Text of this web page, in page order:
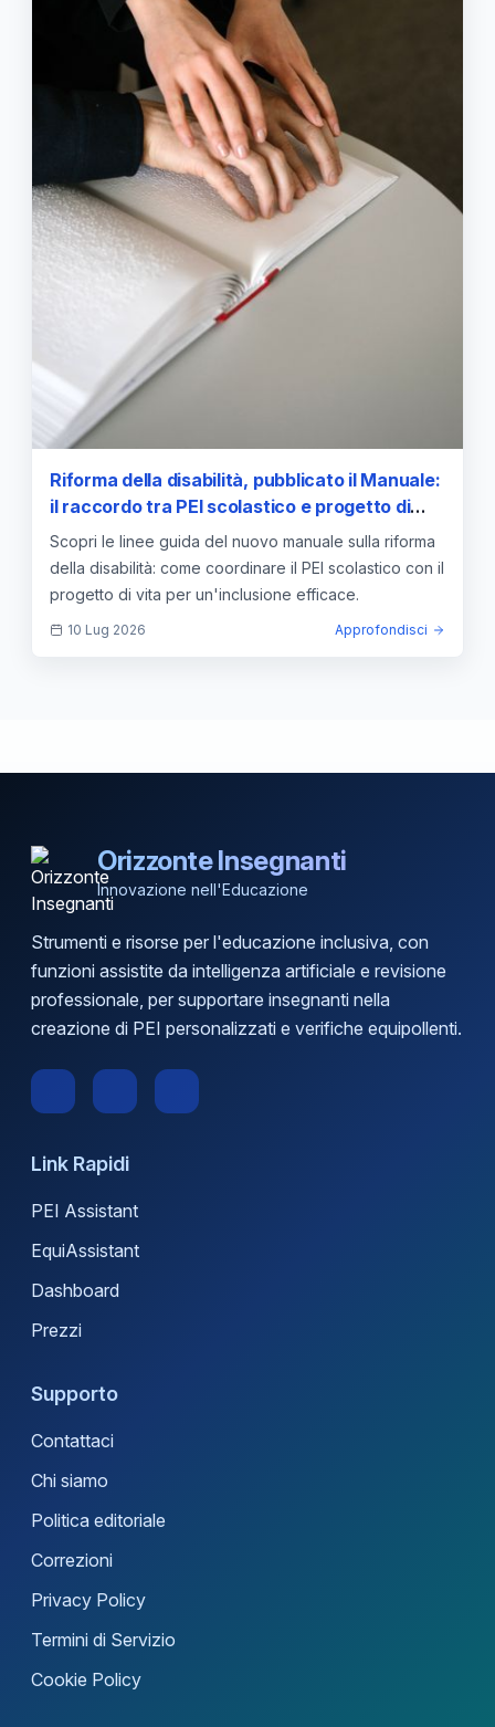
Riforma della disabilità, pubblicato il Manuale:
il raccordo tra PEI scolastico e progetto di
vita. PDF
Scopri le linee guida del nuovo manuale sulla riforma
della disabilità: come coordinare il PEI scolastico con il
progetto di vita per un'inclusione efficace.
10 Lug 2026 Approfondisci
Orizzonte Insegnanti
Innovazione nell'Educazione
Strumenti e risorse per l'educazione inclusiva, con
funzioni assistite da intelligenza artificiale e revisione
professionale, per supportare insegnanti nella
creazione di PEI personalizzati e verifiche equipollenti.
Link Rapidi
PEI Assistant
EquiAssistant
Dashboard
Prezzi
Supporto
Contattaci
Chi siamo
Politica editoriale
Correzioni
Privacy Policy
Termini di Servizio
Cookie Policy